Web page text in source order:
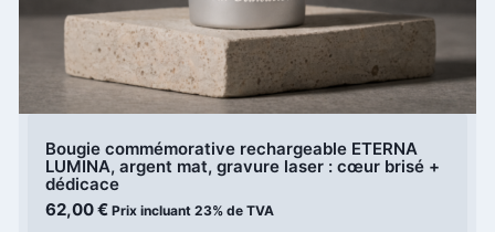
Bougie commémorative rechargeable ETERNA
LUMINA, argent mat, gravure laser : cœur brisé +
dédicace
62,00€ Prix incluant 23% de TVA